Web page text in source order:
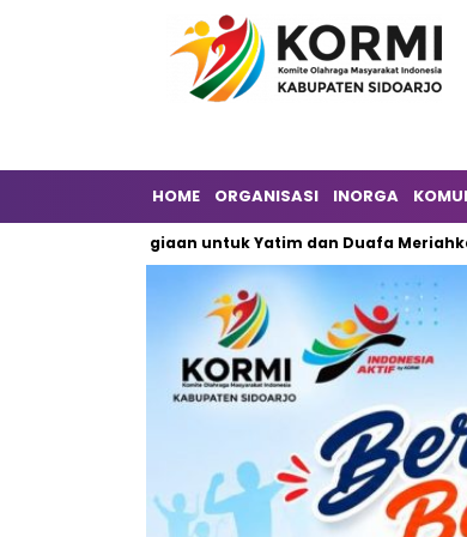
HOME ORGANISASI INORGA
untuk Yatim dan Duafa Meriahkan HUT ke-6